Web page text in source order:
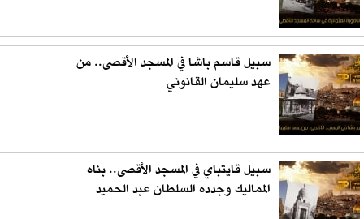
سبيل قاسم باشا في المسجد الأقصى.. من
عهد سليمان القانوني
سبيل قايتباي في المسجد الأقصى.. بناه
المماليك وجدده السلطان عبد الحميد